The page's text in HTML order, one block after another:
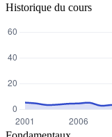
Historique du cours